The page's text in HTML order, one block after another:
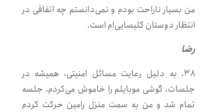
من بسیار ناراحت بودم و نمی‌دانستم چه اتفاقی در
انتظار دوستان کلیسایی‌ام است.
رضا
۳۸. به دلیل رعایت مسائل امنیتی، همیشه در
جلسات، گوشی موبایلم را خاموش می‌کردم. جلسه
تمام شد و من به سمت منزل رامین حرکت کردم